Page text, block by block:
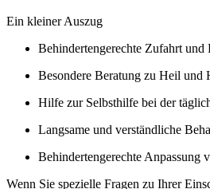
Ein kleiner Auszug
Behindertengerechte Zufahrt und
Besondere Beratung zu Heil und
Hilfe zur Selbsthilfe bei der
Langsame und verständliche
Behindertengerechte Anpassung
Wenn Sie spezielle Fragen zu Ihrer